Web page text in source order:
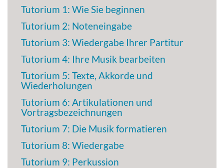
Tutorium 1: Wie Sie beginnen
Tutorium 2: Noteneingabe
Tutorium 3: Wiedergabe Ihrer Partitur
Tutorium 4: Ihre Musik bearbeiten
Tutorium 5: Texte, Akkorde und
Wiederholungen
Tutorium 6: Artikulationen und
Vortragsbezeichnungen
Tutorium 7: Die Musik formatieren
Tutorium 8: Wiedergabe
Tutorium 9: Perkussion